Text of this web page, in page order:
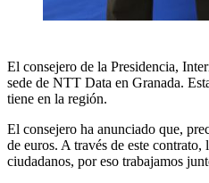
El consejero de la Presidencia,
sede de NTT Data en Granada.
tiene en la región.
El consejero ha anunciado que,
de euros. A través de este
ciudadanos, por eso trabajamos